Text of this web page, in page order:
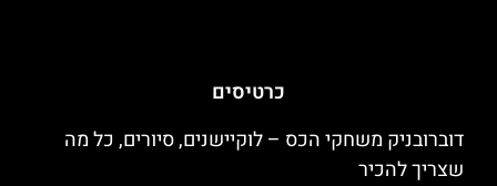
כרטיסים
דוברובניק משחקי הכס – לוקיישנים, סיורים, כל מה
שצריך להכיר